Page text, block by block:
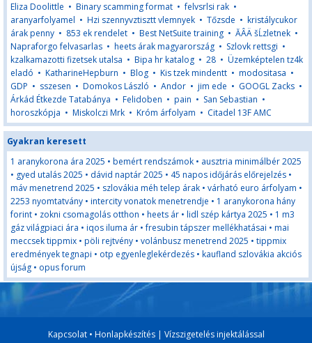
Eliza Doolittle • Binary scamming format •felvsrlsi rak •
aranyarfolyamel • Hzi szennyvztisztt vlemnyek • Tőzsde • kristálycukor
árak penny • 853 ek rendelet • Best NetSuite training • ĂÂÄ šĹzletnek •
Napraforgo felvasarlas • heets árak magyarország • Szlovk rettsgi •
kzalkamazotti fizetsek utalsa • Bipa hr katalog • 28 • Üzemképtelen tz4k
eladó • KatharineHepburn • Blog • Kis tzek mindentt • modositasa •
GDP • sszesen • Domokos László • Andor • jim ede • GOOGL Zacks •
Árkád Étkezde Tatabánya • Felidoben • pain • San Sebastian •
horoszkópja • Miskolczi Mrk • Króm árfolyam • Citadel 13F AMC
Gyakran keresett
1 aranykorona ára 2025 • bemért rendszámok • ausztria minimálbér 2025
• gyed utalás 2025 • dávid naptár 2025 • 45 napos időjárás előrejelzés •
máv menetrend 2025 • szlovákia méh telep árak • várható euro árfolyam •
2253 nyomtatvány • intercity vonatok menetrendje • 1 aranykorona hány
forint • zokni csomagolás otthon • heets ár • lidl szép kártya 2025 • 1 m3
gáz világpiaci ára • iqos iluma ár •fresubin tápszer mellékhatásai • mai
meccsek tippmix • pöli rejtvény • volánbusz menetrend 2025 • tippmix
eredmények tegnapi • otp egyenleglekérdezés • kaufland szlovákia akciós
újság • opus forum
Kapcsolat• Honlapkészítés| Vízszigetelés injektálással